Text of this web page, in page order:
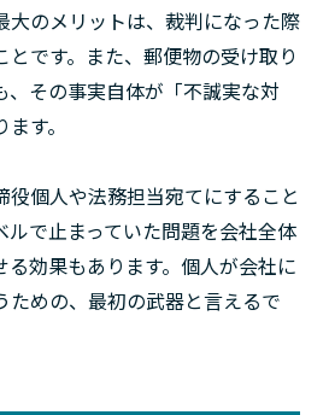
大のメリットは、裁判になった際
です。また、郵便物の受け取り
、その事実自体が「不誠実な対
す。
役個人や法務担当宛てにすること
ルで止まっていた問題を会社全体
る効果もあります。個人が会社に
ための、最初の武器と言えるで